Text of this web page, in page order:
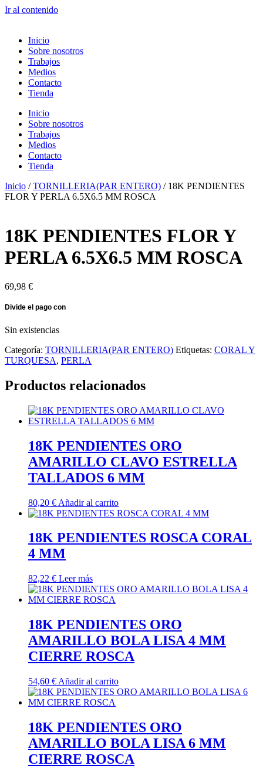
Ir al contenido
Inicio
Sobre nosotros
Trabajos
Medios
Contacto
Tienda
Inicio
Sobre nosotros
Trabajos
Medios
Contacto
Tienda
Inicio /TORNILLERIA(PAR ENTERO) / 18K PENDIENTES
FLOR Y PERLA 6.5X6.5 MM ROSCA
18K PENDIENTES FLOR Y
PERLA 6.5X6.5 MM ROSCA
69,98 €
Sin existencias
Categoría: TORNILLERIA(PAR ENTERO) Etiquetas: CORAL Y
TURQUESA, PERLA
Productos relacionados
18K PENDIENTES ORO
AMARILLO CLAVO ESTRELLA
TALLADOS 6 MM
80,20 € Añadir al carrito
18K PENDIENTES ROSCA CORAL
4 MM
82,22 € Leer más
18K PENDIENTES ORO
AMARILLO BOLA LISA 4 MM
CIERRE ROSCA
54,60 € Añadir al carrito
18K PENDIENTES ORO
AMARILLO BOLA LISA 6 MM
CIERRE ROSCA